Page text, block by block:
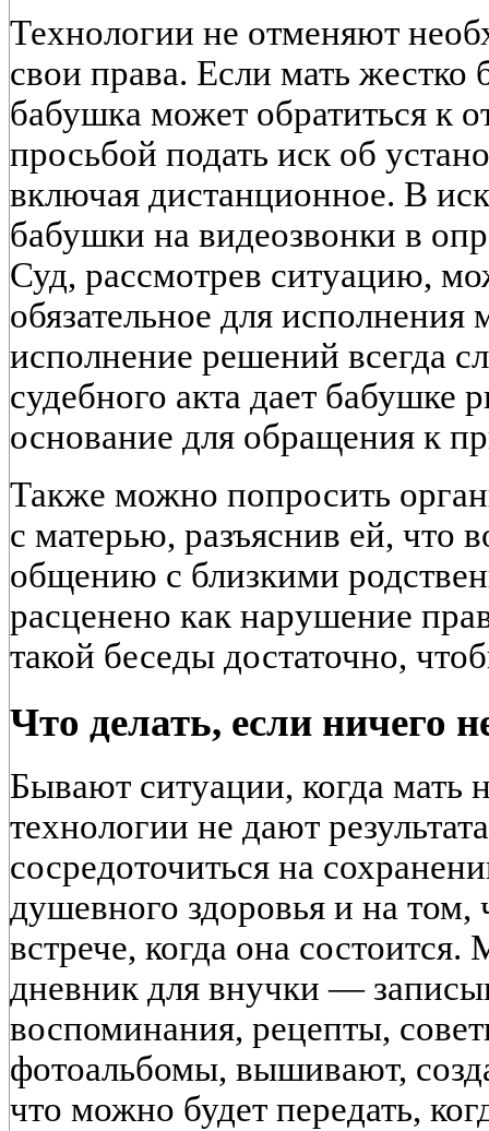
Технологии не отменяют
свои права. Если мать
бабушка может обратиться к
просьбой подать иск об
включая дистанционное. В
бабушки на видеозвонки в
Суд, рассмотрев ситуацию,
обязательное для
исполнение решений всегда
судебного акта дает бабушке
основание для обращения к
Также можно попросить
с матерью, разъяснив ей, что
общению с близкими
расценено как нарушение
такой беседы достаточно,
Что делать, если ничего
Бывают ситуации, когда мать
технологии не дают
сосредоточиться на
душевного здоровья и на том,
встрече, когда она
дневник для внучки —
воспоминания, рецепты,
фотоальбомы, вышивают,
что можно будет передать,